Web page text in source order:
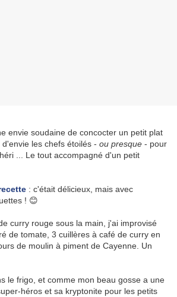
envie soudaine de concocter un petit plat
les chefs étoilés - ou presque - pour
... Le tout accompagné d'un petit
: c'était délicieux, mais avec
! 😊
curry rouge sous la main, j'ai improvisé
de tomate, 3 cuillères à café de curry en
de moulin à piment de Cayenne. Un
le frigo, et comme mon beau gosse a une
héros et sa kryptonite pour les petits